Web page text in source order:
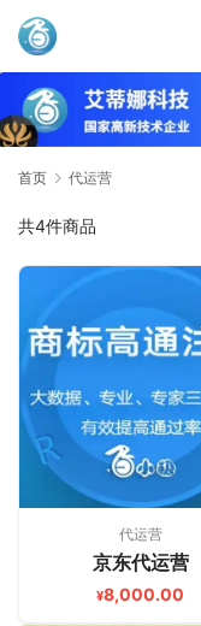
艾蒂娜科技
首页 代运营
共4件商品
代运营
京东代运营
¥8,000.00